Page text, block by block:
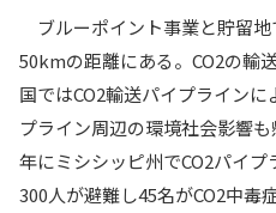
ブルーポイント事業と貯留
50kmの距離にある。CO2の輸
国ではCO2輸送パイプライン
プライン周辺の環境社会影響
年にミシシッピ州でCO2パイプ
300人が避難し45名がCO2中毒